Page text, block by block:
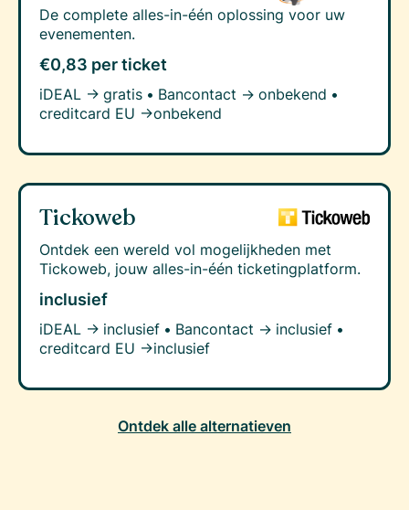
De complete alles-in-één oplossing voor uw
evenementen.
€0,83 per ticket
iDEAL → gratis • Bancontact → onbekend •
creditcard EU →onbekend
Tickoweb
Ontdek een wereld vol mogelijkheden met
Tickoweb, jouw alles-in-één ticketingplatform.
inclusief
iDEAL → inclusief • Bancontact → inclusief •
creditcard EU →inclusief
Ontdek alle alternatieven